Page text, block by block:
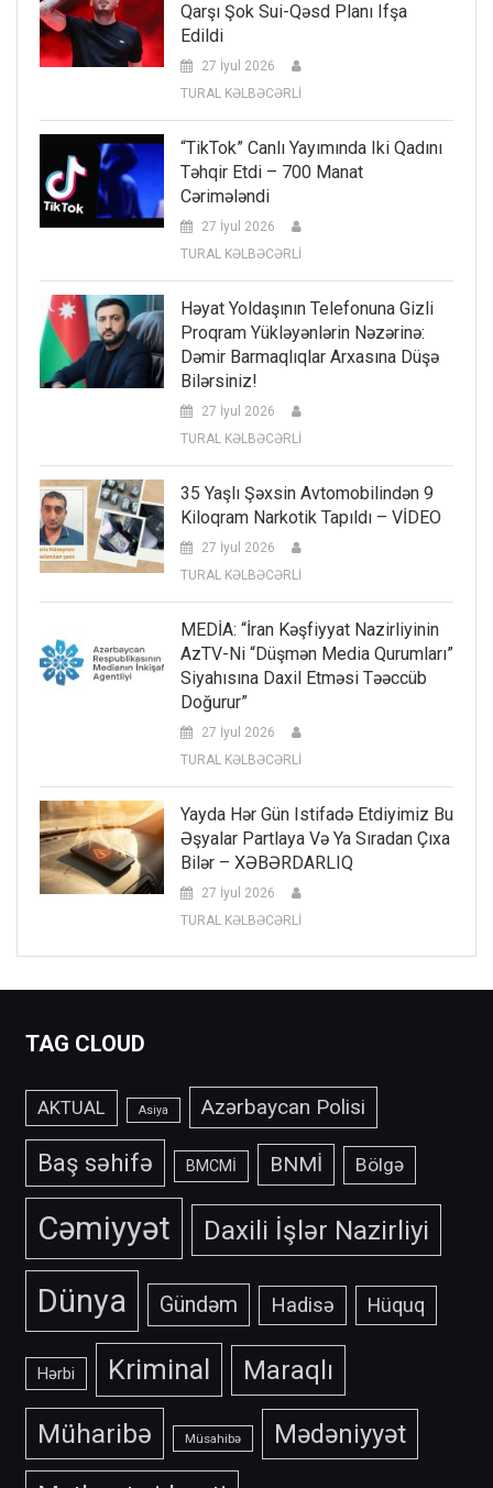
Qarşı Şok Sui-Qəsd Planı Ifşa
Edildi
27 İyul 2026
TURAL KƏLBƏCƏRLİ
“TikTok” Canlı Yayımında Iki Qadını
Təhqir Etdi – 700 Manat
Cərimələndi
27 İyul 2026
TURAL KƏLBƏCƏRLİ
Həyat Yoldaşının Telefonuna Gizli
Proqram Yükləyənlərin Nəzərinə:
Dəmir Barmaqlıqlar Arxasına Düşə
Bilərsiniz!
27 İyul 2026
TURAL KƏLBƏCƏRLİ
35 Yaşlı Şəxsin Avtomobilindən 9
Kiloqram Narkotik Tapıldı – VİDEO
27 İyul 2026
TURAL KƏLBƏCƏRLİ
MEDİA: “İran Kəşfiyyat Nazirliyinin
AzTV-Ni “düşmən Media Qurumları”
Siyahısına Daxil Etməsi Təəccüb
Doğurur”
27 İyul 2026
TURAL KƏLBƏCƏRLİ
Yayda Hər Gün Istifadə Etdiyimiz Bu
Əşyalar Partlaya Və Ya Sıradan Çıxa
Bilər – XƏBƏRDARLIQ
27 İyul 2026
TURAL KƏLBƏCƏRLİ
TAG CLOUD
AKTUAL Asiya Azərbaycan Polisi
Baş səhifə BMCMİ BNMİ Bölgə
Cəmiyyət Daxili İşlər Nazirliyi
Dünya Gündəm Hadisə Hüquq
Hərbi Kriminal Maraqlı
Müharibə Müsahibə
Mədəniyyət